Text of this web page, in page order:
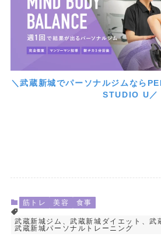
＼武蔵新城でパーソナルジムなら
STUDIO U／
筋トレ 美容 食事
武蔵新城ジム、武蔵新城ダイエット、武
武蔵新城パーソナルトレーニング